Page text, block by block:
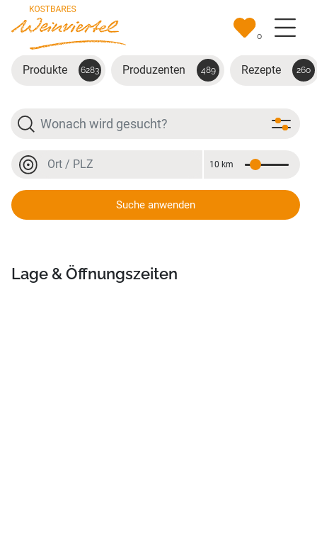
Zum Hauptinhalt springen
0
Produkte 6283 Produzenten 489 Rezepte 260
Suche
Ort oder PLZ
Entfernung
10 km
Suche anwenden
Abhofverkauf Gut Kellerstöckl
Lage & Öffnungszeiten